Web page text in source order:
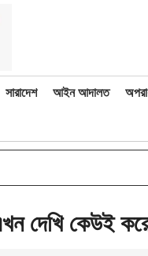
সারাদেশ আইন আদালত
দেখি কেউই